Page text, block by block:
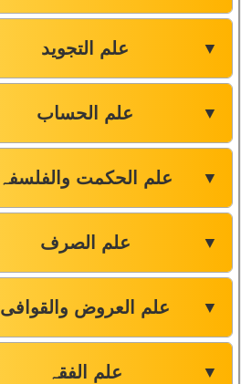
علم التجوید ▼
علم الحساب ▼
علم الحکمت والفلسفہ ▼
علم الصرف ▼
علم العروض والقوافی ▼
علم الفقہ ▼